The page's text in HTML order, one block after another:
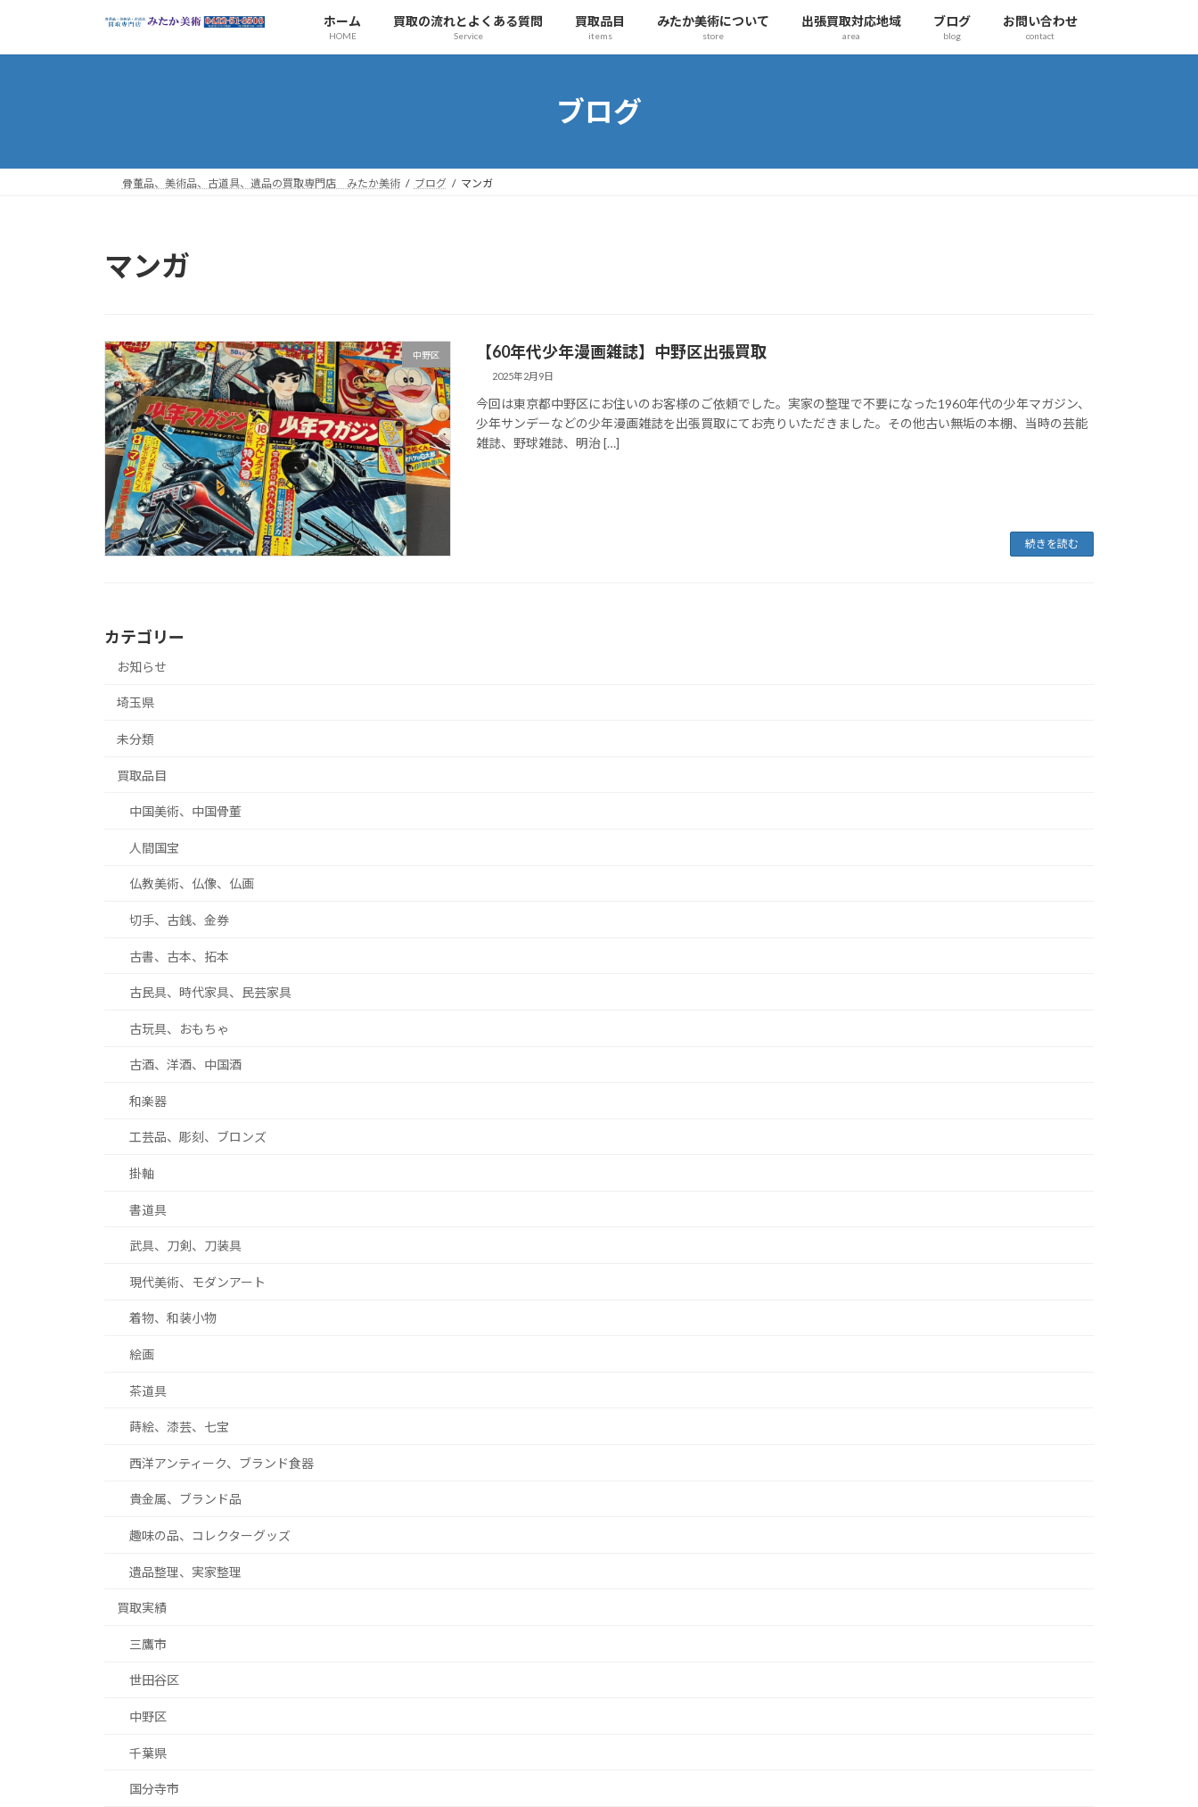
テ
ゲ
ホーム
HOME
買取の流れとよくある質問
Service
買取品目
items
みたか美術について
store
出張買取対応地域
area
ブログ
blog
お問い合わせ
contact
ブログ
骨董品、美術品、古道具、遺品の買取専門店 みたか美術 ブログ マンガ
マンガ
中野区 【60年代少年漫画雑誌】中野区出張買取
2025年2月9日
今回は東京都中野区にお住いのお客様のご依頼でした。実家の整理で不要になった1960年代の少年マガジン、
少年サンデーなどの少年漫画雑誌を出張買取にてお売りいただきました。その他古い無垢の本棚、当時の芸能
雑誌、野球雑誌、明治 […]
続きを読む
カテゴリー
お知らせ
埼玉県
未分類
買取品目
中国美術、中国骨董
人間国宝
仏教美術、仏像、仏画
切手、古銭、金券
古書、古本、拓本
古民具、時代家具、民芸家具
古玩具、おもちゃ
古酒、洋酒、中国酒
和楽器
工芸品、彫刻、ブロンズ
掛軸
書道具
武具、刀剣、刀装具
現代美術、モダンアート
着物、和装小物
絵画
茶道具
蒔絵、漆芸、七宝
西洋アンティーク、ブランド食器
貴金属、ブランド品
趣味の品、コレクターグッズ
遺品整理、実家整理
買取実績
三鷹市
世田谷区
中野区
千葉県
国分寺市